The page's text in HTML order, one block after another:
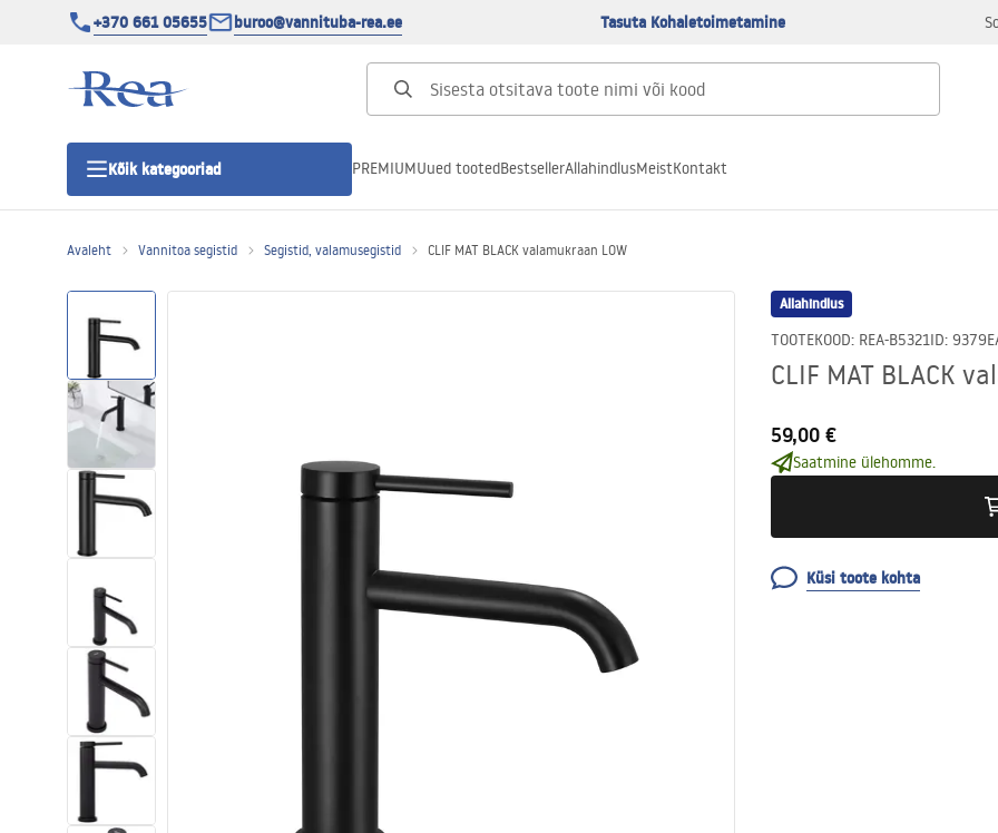
+370 661 05655 buroo@vannituba-rea.ee Tasuta Kohaletoimetamine
Kõik kategooriad
Duši uks
Vannitoa dušialused
Lineaarne duši äravool
Vannid ja ekraanid
Vannitoa segistid
Vannitoas dušid
PREMIUMUued tootedBestsellerAllahindlusMeistKontakt
Avaleht Vannitoa segistid Segistid, valamusegistid CLIF MAT BLACK valamukraan LOW
Allahindlus
TOOTEKOOD: REA-B5321ID: 9379
CLIF MAT BLACK
59,00 €
Saatmine ülehomme.
Küsi toote kohta